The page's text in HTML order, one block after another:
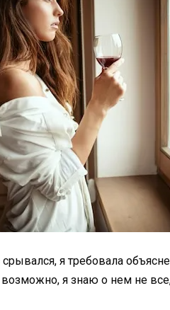
я требовала
я знаю о нем не